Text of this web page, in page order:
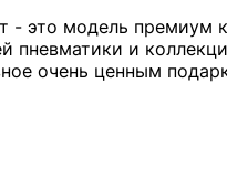
- это модель премиум
пневматики и
очень ценным